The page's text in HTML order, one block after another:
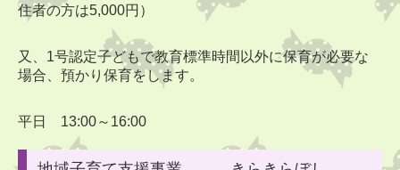
3日(金)ひまわり・ゆり ☀お花見会 木場潟公園
布団持ち帰り
11
日(土 )
入園・進級おめでとうの会
保護者会総会 9時～
16日
(木 ) たんぽぽ：
17日(金 春パーティー
住者の方は5,000円）
又、1号認定子どもで教育標準時間以外に保育が必要な
場合、預かり保育をします。
平日 13:00～16:00